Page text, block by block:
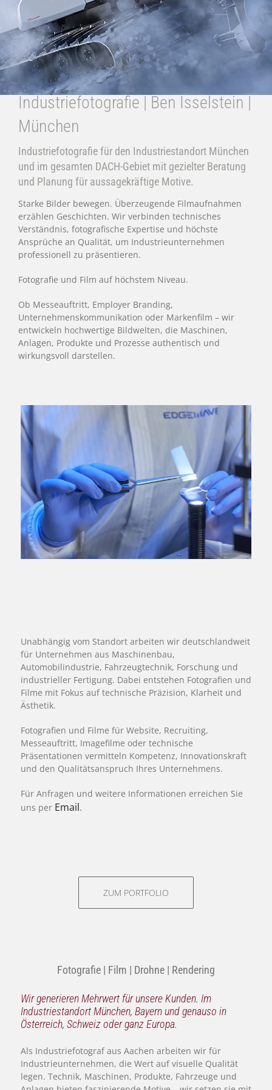
Industriefotografie | Ben Isselstein |
München
Industriefotografie für den Industriestandort München
und im gesamten DACH-Gebiet mit gezielter Beratung
und Planung für aussagekräftige Motive.
Starke Bilder bewegen. Überzeugende Filmaufnahmen
erzählen Geschichten. Wir verbinden technisches
Verständnis, fotografische Expertise und höchste
Ansprüche an Qualität, um Industrieunternehmen
professionell zu präsentieren.
Fotografie und Film auf höchstem Niveau.
Ob Messeauftritt, Employer Branding,
Unternehmenskommunikation oder Markenfilm – wir
entwickeln hochwertige Bildwelten, die Maschinen,
Anlagen, Produkte und Prozesse authentisch und
wirkungsvoll darstellen.
Unabhängig vom Standort arbeiten wir deutschlandweit
für Unternehmen aus Maschinenbau,
Automobilindustrie, Fahrzeugtechnik, Forschung und
industrieller Fertigung. Dabei entstehen Fotografien und
Filme mit Fokus auf technische Präzision, Klarheit und
Ästhetik.
Fotografien und Filme für Website, Recruiting,
Messeauftritt, Imagefilme oder technische
Präsentationen vermitteln Kompetenz, Innovationskraft
und den Qualitätsanspruch Ihres Unternehmens.
Für Anfragen und weitere Informationen erreichen Sie
uns per Email.
ZUM PORTFOLIO
Fotografie | Film | Drohne | Rendering
Wir generieren Mehrwert für unsere Kunden. Im
Industriestandort München, Bayern und genauso in
Österreich, Schweiz oder ganz Europa.
Als Industriefotograf aus Aachen arbeiten wir für
Industrieunternehmen, die Wert auf visuelle Qualität
legen. Technik, Maschinen, Produkte, Fahrzeuge und